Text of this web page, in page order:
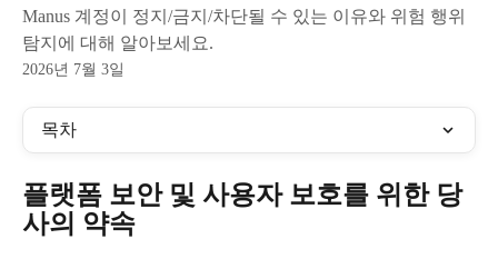
Manus 계정이 정지/금지/차단될 수 있는 이유와 위험 행위
탐지에 대해 알아보세요.
2026년 7월 3일
목차
플랫폼 보안 및 사용자 보호를 위한 당
사의 약속